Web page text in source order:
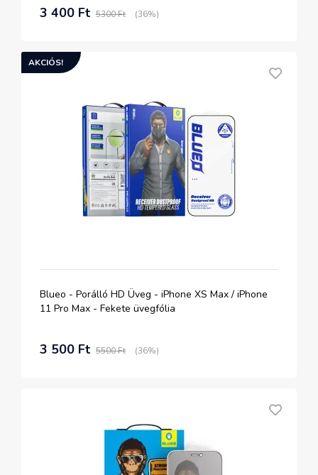
3 400 Ft 5300 Ft (36%)
AKCIÓS!
Blueo - Porálló HD Üveg - iPhone XS Max / iPhone
11 Pro Max - Fekete üvegfólia
3 500 Ft 5500 Ft (36%)